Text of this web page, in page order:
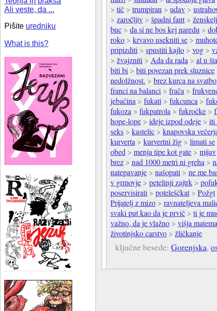
Ali veste, da ...
Pišite uredniku
What is this?
> tič > trumpiran > udav >
> zaročljiv > špadni fant> ženskelj
buc > da si ne bos kej naredu >
roko > krvavo usekniti se >
pripizditi > spustiti kajlo > vog >
> žvajzniti > Ada da rada > al u
biti bi > biti povezan prek sluznice
nedolžnost. > brez kurca na svatbo
franci na balanci > frača >
jebačina > fukati > fukcunca >
fukoza > fukpatrola > fukročke >
hope-lope > ideje izpod odeje > iti
seks > kastelic > knapovska
kurverta > kurvertni žig > limati se
obed > menja tipe kot gate > mijav
brez > nad 1000 metri ni greha >
natepavanje > našopati > ne me
v grmovje > petelinji zajtrk >
poservisirati > poteleščkat> Požgt
Prijatelj z mizo > ravnateljeva
svaki put kao da je prvič > ti je
važno, da je vlažno > višja
životinjsko carstvo > žličkanje
ključne besede: Gorenjska,